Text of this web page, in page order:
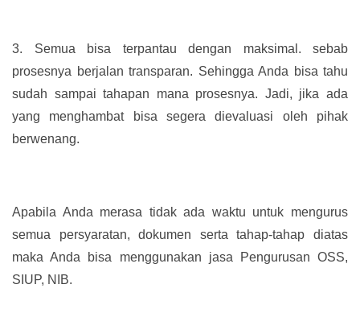
3.
Semua bisa terpantau dengan maksimal. sebab
prosesnya berjalan transparan. Sehingga Anda bisa tahu
sudah sampai tahapan mana prosesnya. Jadi, jika ada
yang menghambat bisa segera dievaluasi oleh pihak
berwenang.
Apabila Anda merasa tidak ada waktu untuk mengurus
semua persyaratan, dokumen serta tahap-tahap diatas
maka Anda bisa menggunakan jasa Pengurusan OSS,
SIUP, NIB.